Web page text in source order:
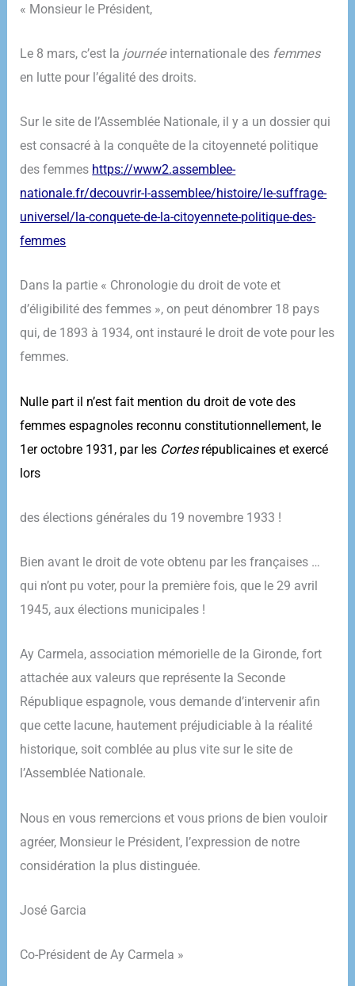
« Monsieur le Président,
Le 8 mars, c’est la journéeinternationale des femmes
en lutte pour l’égalité des droits.
Sur le site de l’Assemblée Nationale, il y a un dossier qui
est consacré à la conquête de la citoyenneté politique
des femmes https://www2.assemblee-
nationale.fr/decouvrir-l-assemblee/histoire/le-suffrage-
universel/la-conquete-de-la-citoyennete-politique-des-
femmes
Dans la partie « Chronologie du droit de vote et
d’éligibilité des femmes », on peut dénombrer 18 pays
qui, de 1893 à 1934, ont instauré le droit de vote pour les
femmes.
Nulle part il n’est fait mention du droit de vote des
femmes espagnoles reconnu constitutionnellement, le
1er octobre 1931, par les Cortesrépublicaines et exercé
lors
des élections générales du 19 novembre 1933 !
Bien avant le droit de vote obtenu par les françaises …
qui n’ont pu voter, pour la première fois, que le 29 avril
1945, aux élections municipales !
Ay Carmela, association mémorielle de la Gironde, fort
attachée aux valeurs que représente la Seconde
République espagnole, vous demande d’intervenir afin
que cette lacune, hautement préjudiciable à la réalité
historique, soit comblée au plus vite sur le site de
l’Assemblée Nationale.
Nous en vous remercions et vous prions de bien vouloir
agréer, Monsieur le Président, l’expression de notre
considération la plus distinguée.
José Garcia
Co-Président de Ay Carmela »